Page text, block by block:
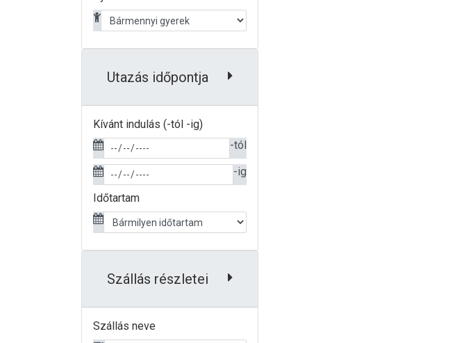
Utazás időpontja
Kívánt indulás (-tól -ig)
-tól
-ig
Időtartam
Szállás részletei
Szállás neve